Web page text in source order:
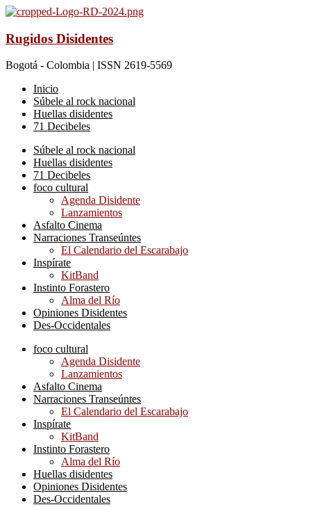
Rugidos Disidentes
Bogotá - Colombia | ISSN 2619-5569
Inicio
Súbele al rock nacional
Huellas disidentes
71 Decibeles
Súbele al rock nacional
Huellas disidentes
71 Decibeles
foco cultural
Agenda Disidente
Lanzamientos
Asfalto Cinema
Narraciones Transeúntes
El Calendario del Escarabajo
Inspírate
KitBand
Instinto Forastero
Alma del Río
Opiniones Disidentes
Des-Occidentales
foco cultural
Agenda Disidente
Lanzamientos
Asfalto Cinema
Narraciones Transeúntes
El Calendario del Escarabajo
Inspírate
KitBand
Instinto Forastero
Alma del Río
Huellas disidentes
Opiniones Disidentes
Des-Occidentales